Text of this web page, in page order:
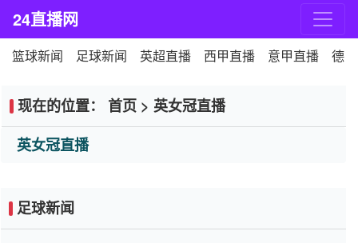
24直播网
篮球新闻 足球新闻 英超直播 西甲直播 意甲直播 德
现在的位置： 首页 > 英女冠直播
英女冠直播
足球新闻